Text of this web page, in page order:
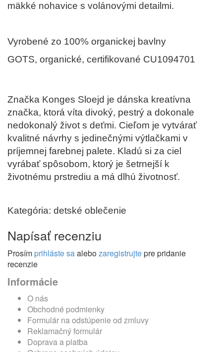
mäkké nohavice s volánovými detailmi.
Vyrobené zo 100% organickej bavlny
GOTS, organické, certifikované CU1094701
Značka Konges Sloejd je dánska kreatívna
značka, ktorá víta divoký, pestrý a dokonale
nedokonalý život s deťmi. Cieľom je vytvárať
kvalitné návrhy s jedinečnými výtlačkami v
príjemnej farebnej palete. Kladú si za ciel
vyrábať spôsobom, ktorý je šetrnejší k
životnému prstrediu a má dlhú životnosť.
Kategória: detské oblečenie
Napísať recenziu
Prosím prihláste saalebozaregistrujtepre pridanie
recenzie
Informácie
O nás
Obchodné podmienky
Formulár na odstúpenie od zmluvy
Reklamačný formulár
Doprava a platba